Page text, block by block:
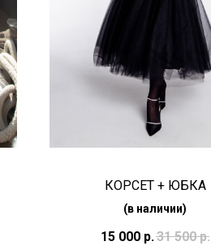
КОРСЕТ + ЮБКА
(в наличии)
15 000 р.31 500 р.